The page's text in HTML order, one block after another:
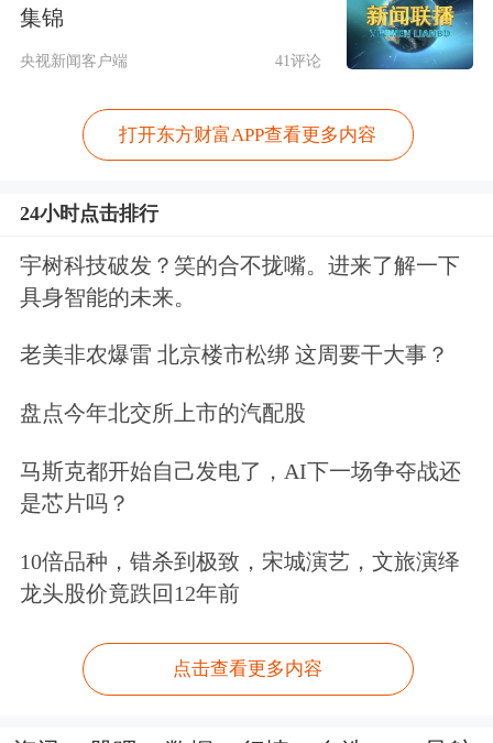
集锦
央视新闻客户端 41评论
打开东方财富APP查看更多内容
24小时点击排行
宇树科技破发？笑的合不拢嘴。进来了解一下
具身智能的未来。
老美非农爆雷 北京楼市松绑 这周要干大事？
盘点今年北交所上市的汽配股
马斯克都开始自己发电了，AI下一场争夺战还
是芯片吗？
10倍品种，错杀到极致，宋城演艺，文旅演绎
龙头股价竟跌回12年前
点击查看更多内容